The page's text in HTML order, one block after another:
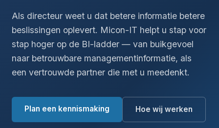
Als directeur weet u dat betere informatie betere
beslissingen oplevert. Micon-IT helpt u stap voor
stap hoger op de BI-ladder — van buikgevoel
naar betrouwbare managementinformatie, als
een vertrouwde partner die met u meedenkt.
Plan een kennismaking Hoe wij werken